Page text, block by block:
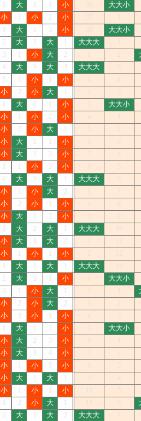
大 小
大大小
小 小 2 小 37
大 小
大大小
2 大 2 大 大大大
小 大 2 2
4 大 大 大大大
5 小 小
4
小 2 小 大 2
5
大 小
大大小
小 小 2 小 4
小 2 小 大 5
2
小 大 小
小 大 2 2 小 7
4
小 小
5
2 大 大 大大大
小 小 大 2
7
小 2 小 小 2
小 大 2 小
大 2 大 大大大
小 大 大 2
小 小 小 2
12
大 大 大大大
2 大 2 小
大大小
小 大 2
小 2 小 大 2
2
小 小 小 4
大 2 小 5
大大小
小 大 2 小
小 大 4 小 7
2
小 小 5 小
小 大 大
4
小 小 小
5
2 小 大
2 大 大 2 大大大
7